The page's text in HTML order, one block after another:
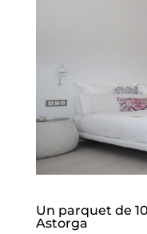
Un parquet de
Astorga